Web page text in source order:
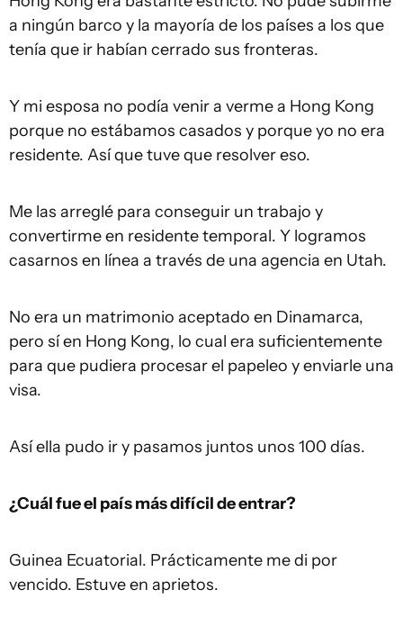
a ningún barco y la mayoría de los países a los que
tenía que ir habían cerrado sus fronteras.
Y mi esposa no podía venir a verme a Hong Kong
porque no estábamos casados y porque yo no era
residente. Así que tuve que resolver eso.
Me las arreglé para conseguir un trabajo y
convertirme en residente temporal. Y logramos
casarnos en línea a través de una agencia en Utah.
No era un matrimonio aceptado en Dinamarca,
pero sí en Hong Kong, lo cual era suficientemente
para que pudiera procesar el papeleo y enviarle una
visa.
Así ella pudo ir y pasamos juntos unos 100 días.
¿Cuál fue el país más difícil de entrar?
Guinea Ecuatorial. Prácticamente me di por
vencido. Estuve en aprietos.